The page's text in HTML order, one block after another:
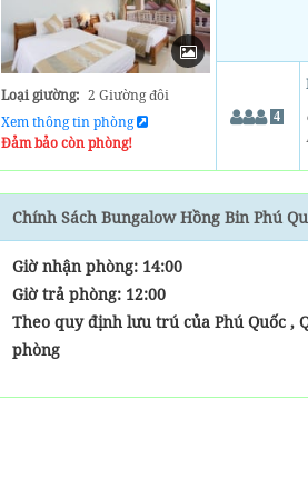
Loại giường: 2 Giường đôi
Xem thông tin phòng
Đảm bảo còn phòng!
4
Chính Sách Bungalow Hồng Bin Phú
Giờ nhận phòng: 14:00
Giờ trả phòng: 12:00
Theo quy định lưu trú của Phú Quốc ,
phòng